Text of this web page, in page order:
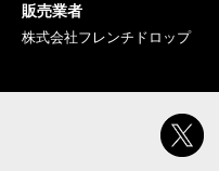
販売業者
株式会社フレンチドロップ